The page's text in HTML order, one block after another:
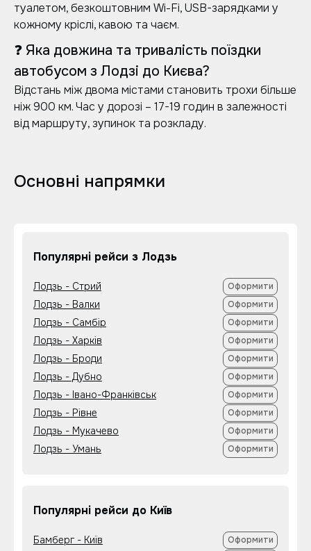
туалетом, безкоштовним Wi-Fi, USB-зарядками у
кожному кріслі, кавою та чаєм.
❓ Яка довжина та тривалість поїздки
автобусом з Лодзі до Києва?
Відстань між двома містами становить трохи більше
ніж 900 км. Час у дорозі – 17-19 годин в залежності
від маршруту, зупинок та розкладу.
Основні напрямки
Популярні рейси з Лодзь
Лодзь - Стрий Оформити
Лодзь - Валки Оформити
Лодзь - Самбір Оформити
Лодзь - Харків Оформити
Лодзь - Броди Оформити
Лодзь - Дубно Оформити
Лодзь - Івано-Франківськ Оформити
Лодзь - Рівне Оформити
Лодзь - Мукачево Оформити
Лодзь - Умань Оформити
Популярні рейси до Київ
Бамберг - Київ Оформити